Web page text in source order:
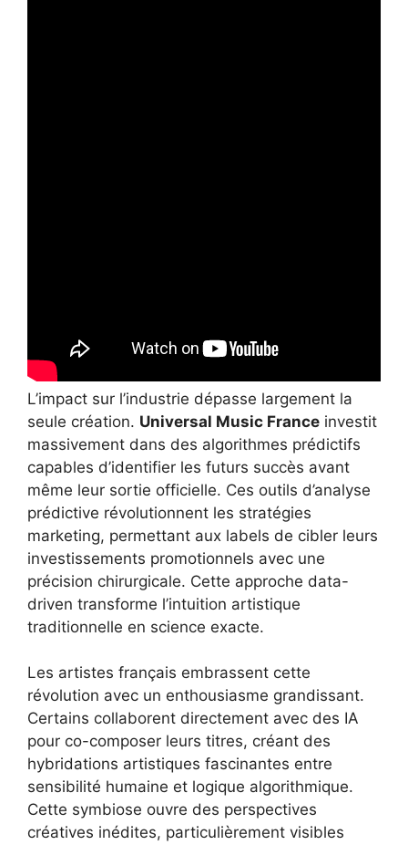
L’impact sur l’industrie dépasse largement la
seule création. Universal Music France investit
massivement dans des algorithmes prédictifs
capables d’identifier les futurs succès avant
même leur sortie officielle. Ces outils d’analyse
prédictive révolutionnent les stratégies
marketing, permettant aux labels de cibler leurs
investissements promotionnels avec une
précision chirurgicale. Cette approche data-
driven transforme l’intuition artistique
traditionnelle en science exacte.
Les artistes français embrassent cette
révolution avec un enthousiasme grandissant.
Certains collaborent directement avec des IA
pour co-composer leurs titres, créant des
hybridations artistiques fascinantes entre
sensibilité humaine et logique algorithmique.
Cette symbiose ouvre des perspectives
créatives inédites, particulièrement visibles